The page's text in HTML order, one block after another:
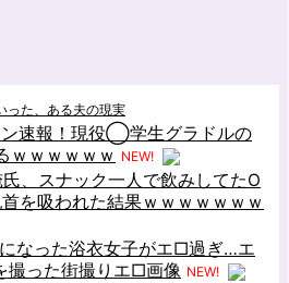
った、ある夫の現実
ン速報！現役◯学生グラドルの
ｗｗｗｗｗｗ NEW!
氏、スナック一人で飲みしてたO
を吸われた結果ｗｗｗｗｗｗｗ
なった浴衣女子がエ□過ぎ…エ
撮った街撮りエ□画像 NEW!